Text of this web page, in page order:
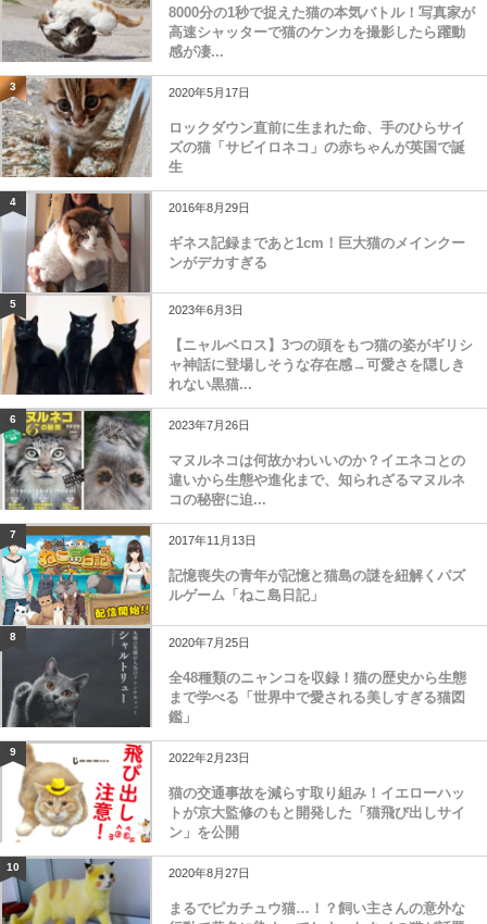
8000分の1秒で捉えた猫の本気バトル！写真家が
高速シャッターで猫のケンカを撮影したら躍動
感が凄...
3 2020年5月17日
ロックダウン直前に生まれた命、手のひらサイ
ズの猫「サビイロネコ」の赤ちゃんが英国で誕
生
4 2016年8月29日
ギネス記録まであと1cm！巨大猫のメインクー
ンがデカすぎる
5 2023年6月3日
【ニャルベロス】3つの頭をもつ猫の姿がギリシ
ャ神話に登場しそうな存在感→可愛さを隠しき
れない黒猫...
6 2023年7月26日
マヌルネコは何故かわいいのか？イエネコとの
違いから生態や進化まで、知られざるマヌルネ
コの秘密に迫...
7 2017年11月13日
記憶喪失の青年が記憶と猫島の謎を紐解くパズ
ルゲーム「ねこ島日記」
8 2020年7月25日
全48種類のニャンコを収録！猫の歴史から生態
まで学べる「世界中で愛される美しすぎる猫図
鑑」
9 2022年2月23日
猫の交通事故を減らす取り組み！イエローハッ
トが京大監修のもと開発した「猫飛び出しサイ
ン」を公開
10 2020年8月27日
まるでピカチュウ猫…！？飼い主さんの意外な